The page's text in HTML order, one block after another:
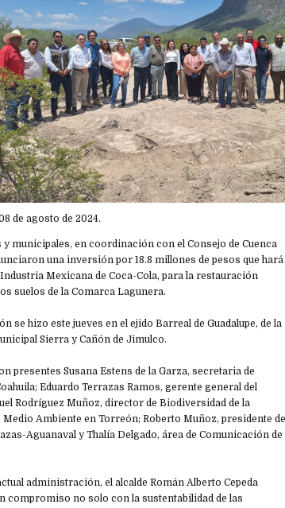
de agosto de 2024.
y municipales, en coordinación con el Consejo de Cuenca
una inversión por 18.8 millones de pesos que hará
Mexicana de Coca-Cola, para la restauración
suelos de la Comarca Lagunera.
se hizo este jueves en el ejido Barreal de Guadalupe, de la
Sierra y Cañón de Jimulco.
presentes Susana Estens de la Garza, secretaria de
Eduardo Terrazas Ramos, gerente general del
Rodríguez Muñoz, director de Biodiversidad de la
Ambiente en Torreón; Roberto Muñoz, presidente
Aguanaval y Thalía Delgado, área de Comunicación de
administración, el alcalde Román Alberto Cepeda
compromiso no solo con la sustentabilidad de las